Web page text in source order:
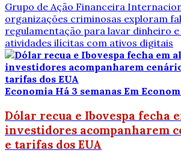
Grupo de Ação Financeira
organizações criminosas exploram
regulamentação para lavar dinheiro
atividades ilícitas com ativos digitais
Economia Há 3 semanas Em
Dólar recua e Ibovespa fecha
investidores acompanharem
e tarifas dos EUA